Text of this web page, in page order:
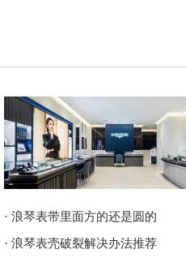
· 浪琴表带里面方的还是圆的
· 浪琴表壳破裂解决办法推荐